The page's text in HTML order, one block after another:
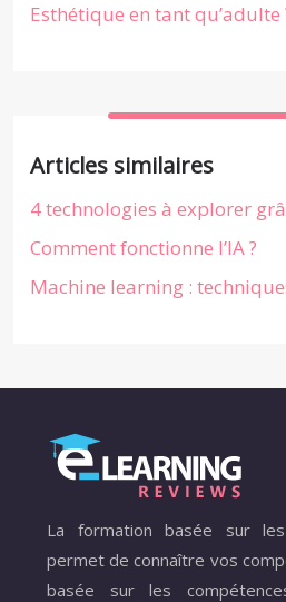
Esthétique en tant qu’adulte
Articles similaires
4 technologies à explorer
Comment fonctionne l’IA ?
Machine learning :
La formation basée sur
permet de connaître vos
basée sur les